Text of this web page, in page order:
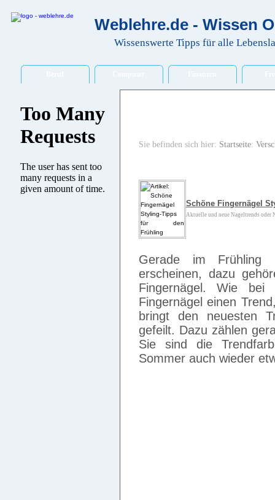
Weblehre.de - Wissen
Wissenswerte Tipps für alle
Sie befinden sich hier: Startseite:
Schöne Fingernägel
Aktuelle und neue Nageltrends oder
Gerade im Frühling
erscheinen, dazu
Fingernägel. Wie
Fingernägel einen
bringt den neuesten
gefeilt. Dazu zählen
Sie sind die
Sommer auch wieder